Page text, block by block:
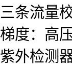
三条流量
梯度：高
紫外检测